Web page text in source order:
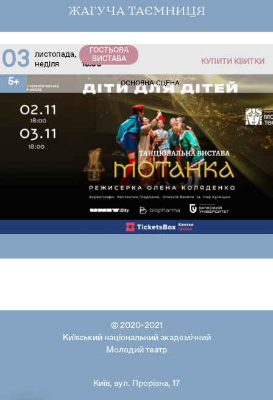
ЖАГУЧА ТАЄМНИЦЯ
03
листопада,
неділя
18:00
ГОСТЬОВА
ВИСТАВА
КУПИТИ КВИТКИ
5+ ОСНОВНА СЦЕНА
© 2020-2021
Київський національний академічний
Молодий театр
Київ, вул. Прорізна, 17